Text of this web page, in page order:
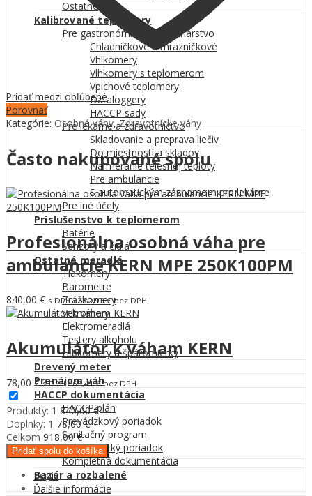
Ostatné
Kalibrované teplomery
Pre gastronómiu a potravinárstvo
Chladničkové a mrazničkové
Vhlkomery
Vlhkomery s teplomerom
Vpichové teplomery
Dataloggery
HACCP sady
Pre lekárne a zdravotníctvo
Skladovanie a preprava liečiv
Do miestností a skladov
Na meranie telesnej teploty
Pre ambulancie
S automatickým záznamom pre lekárne
Pre iné účely
Príslušenstvo k teplomerom
Batérie
Senzory a čidlá
Ostatné meradlá
Tlakomery
Barometre
Zrážkomery
Vetromery
Elektromeradlá
Testery alkoholu
Hĺbkomery a špáromierky
Drevený meter
Prenájom váh
HACCP dokumentácia
HACCP plán
Prevádzkový poriadok
Sanitačný program
Metrologický poriadok
Kompletná dokumentácia
Bazár a rozbalené
Pridať medzi obľúbené
Porovnať
Kategórie: Osobné váhy,Zdravotnícke váhy
Často nakupované spolu
Profesionálna osobná váha pre
ambulancie KERN MPE 250K100PM
840,00 € s DPH /682,93€bez DPH
Akumulátor k váham KERN
78,00 € s DPH /63,41€bez DPH
Produkty: 1 840,00€
Doplnky: 1 78,00€
Celkom 918,00€
Pridať spolu do košíka
Popis
Ďalšie informácie